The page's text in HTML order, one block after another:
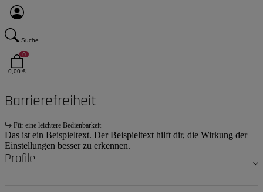
Suche
0
0,00 €
Barrierefreiheit
Für eine leichtere Bedienbarkeit
Das ist ein Beispieltext. Der Beispieltext hilft dir, die Wirkung der
Einstellungen besser zu erkennen.
Profile